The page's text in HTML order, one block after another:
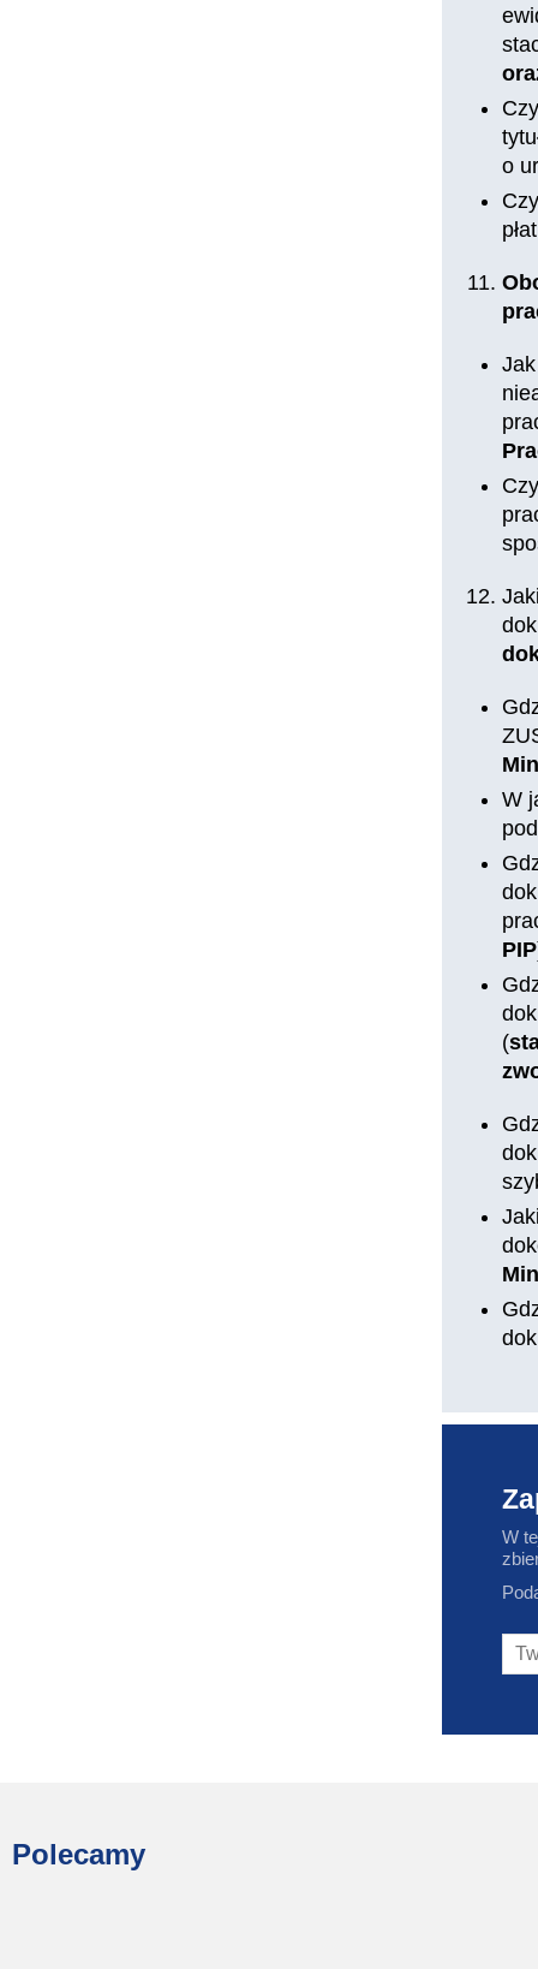
o
W
PIP
(
W
Polecamy